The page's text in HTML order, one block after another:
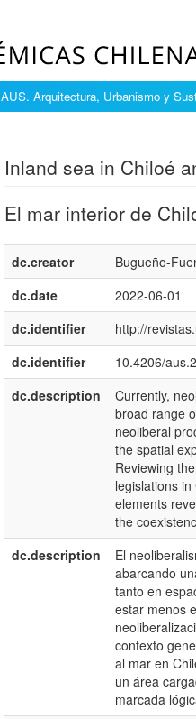
AUS. Arquitectura, Urbanismo y
Inland sea in Chiloé
El mar interior de
dc.creator
Bugueño-
dc.date
2022-06-01
dc.identifier
http://
dc.identifier
10.4206/
dc.description
Currently,
broad range
neoliberal
the spatial
Reviewing
legislations
elements
the
dc.description
El
abarcando
tanto en
estar menos
contexto
al mar en
un área
marcada